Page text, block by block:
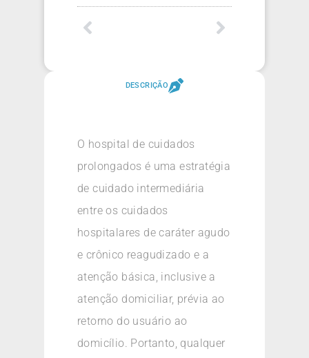
DESCRIÇÃO
O hospital de cuidados
prolongados é uma estratégia
de cuidado intermediária
entre os cuidados
hospitalares de caráter agudo
e crônico reagudizado e a
atenção básica, inclusive a
atenção domiciliar, prévia ao
retorno do usuário ao
domicílio. Portanto, qualquer